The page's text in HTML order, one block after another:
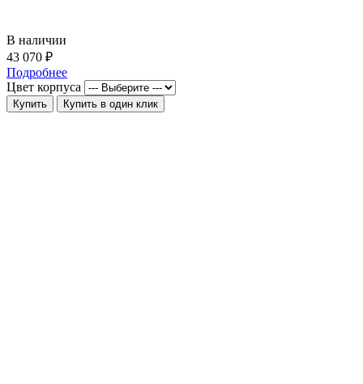
В наличии
43 070 ₽
Подробнее
Цвет корпуса
Купить Купить в один клик